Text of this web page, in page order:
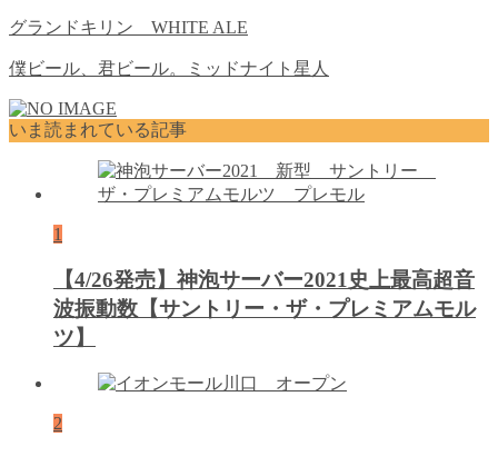
グランドキリン WHITE ALE
僕ビール、君ビール。ミッドナイト星人
いま読まれている記事
1
【4/26発売】神泡サーバー2021史上最高超音
波振動数【サントリー・ザ・プレミアムモル
ツ】
2